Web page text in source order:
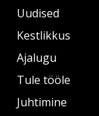
Uudised
Kestlikkus
Ajalugu
Tule tööle
Juhtimine